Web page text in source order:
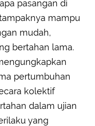
pasangan di
mampu
mudah,
bertahan lama.
pertumbuhan
kolektif
dalam ujian
yang